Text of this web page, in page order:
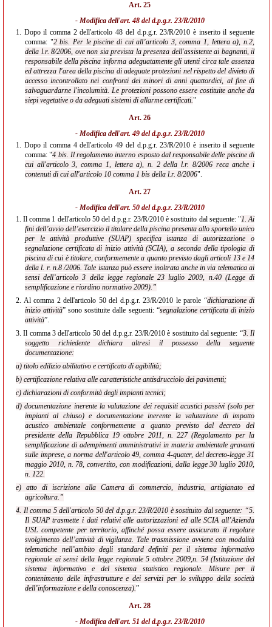
Art. 25
- Modifica dell'art. 48 del d.p.g.r. 23/R/2010
1. Dopo il comma 2 dell'articolo 48 del d.p.g.r. 23/R/2010 è inserito il seguente
comma: "2 bis. Per le piscine di cui all’articolo 3, comma 1, lettera a), n.2,
della l.r. 8/2006, ove non sia prevista la presenza dell'assistente ai bagnanti, il
responsabile della piscina informa adeguatamente gli utenti circa tale assenza
ed attrezza l'area della piscina di adeguate protezioni nel rispetto del divieto di
accesso incontrollato nei confronti dei minori di anni quattordici, al fine di
salvaguardarne l'incolumità. Le protezioni possono essere costituite anche da
siepi vegetative o da adeguati sistemi di allarme certificati."
Art. 26
- Modifica dell'art. 49 del d.p.g.r. 23/R/2010
1. Dopo il comma 4 dell'articolo 49 del d.p.g.r. 23/R/2010 è inserito il seguente
comma: "4 bis. Il regolamento interno esposto dal responsabile delle piscine di
cui all'articolo 3, comma 1, lettera a), n. 2 della l.r. 8/2006 reca anche i
contenuti di cui all'articolo 10 comma 1 bis della l.r. 8/2006".
Art. 27
- Modifica dell'art. 50 del d.p.g.r. 23/R/2010
1. Il comma 1 dell'articolo 50 del d.p.g.r. 23/R/2010 è sostituito dal seguente: "1. Ai
fini dell’avvio dell’esercizio il titolare della piscina presenta allo sportello unico
per le attività produttive (SUAP) specifica istanza di autorizzazione o
segnalazione certificata di inizio attività (SCIA), a seconda della tipologia di
piscina di cui è titolare, conformemente a quanto previsto dagli articoli 13 e 14
della l. r. n.8 /2006. Tale istanza può essere inoltrata anche in via telematica ai
sensi dell’articolo 3 della legge regionale 23 luglio 2009, n.40 (Legge di
semplificazione e riordino normativo 2009).”
2. Al comma 2 dell'articolo 50 del d.p.g.r. 23/R/2010 le parole “dichiarazione di
inizio attività” sono sostituite dalle seguenti: “segnalazione certificata di inizio
attività”.
3. Il comma 3 dell'articolo 50 del d.p.g.r. 23/R/2010 è sostituito dal seguente: “3. Il
soggetto richiedente dichiara altresì il possesso della seguente
documentazione:
a) titolo edilizio abilitativo e certificato di agibilità;
b) certificazione relativa alle caratteristiche antisdrucciolo dei pavimenti;
c) dichiarazioni di conformità degli impianti tecnici;
d) documentazione inerente la valutazione dei requisiti acustici passivi (solo per
impianti al chiuso) e documentazione inerente la valutazione di impatto
acustico ambientale conformemente a quanto previsto dal decreto del
presidente della Repubblica 19 ottobre 2011, n. 227 (Regolamento per la
semplificazione di adempimenti amministrativi in materia ambientale gravanti
sulle imprese, a norma dell'articolo 49, comma 4-quater, del decreto-legge 31
maggio 2010, n. 78, convertito, con modificazioni, dalla legge 30 luglio 2010,
n. 122.
e) atto di iscrizione alla Camera di commercio, industria, artigianato ed
agricoltura.”
4. Il comma 5 dell'articolo 50 del d.p.g.r. 23/R/2010 è sostituito dal seguente: “5.
Il SUAP trasmette i dati relativi alle autorizzazioni ed alle SCIA all’Azienda
USL competente per territorio, affinché possa essere assicurato il regolare
svolgimento dell’attività di vigilanza. Tale trasmissione avviene con modalità
telematiche nell’ambito degli standard definiti per il sistema informativo
regionale ai sensi della legge regionale 5 ottobre 2009,n. 54 (Istituzione del
sistema informativo e del sistema statistico regionale. Misure per il
contenimento delle infrastrutture e dei servizi per lo sviluppo della società
dell’informazione e della conoscenza).”
Art. 28
- Modifica dell'art. 51 del d.p.g.r. 23/R/2010